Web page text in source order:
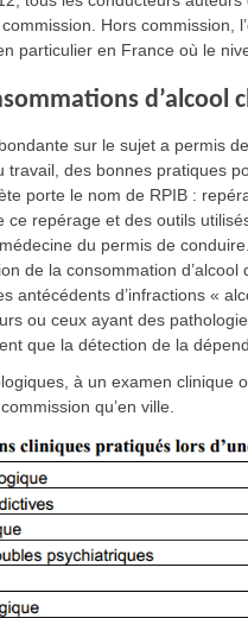
Hors commission,
particulier en France où le
d’alcool
sur le sujet a permis
travail, des bonnes pratiques
porte le nom de RPIB :
repérage et des outils
du permis de
de la consommation
antécédents d’infractions «
ou ceux ayant des
que la détection de la
à un examen clinique
qu’en ville.